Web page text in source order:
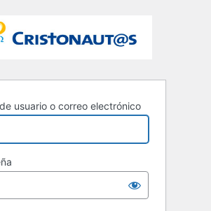
usuario o correo electrónico